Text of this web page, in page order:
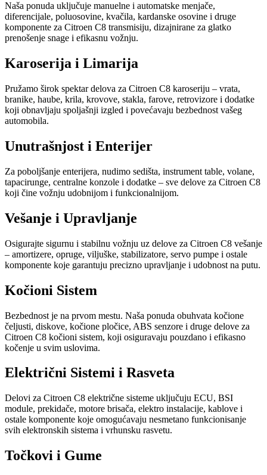
Naša ponuda uključuje manuelne i automatske menjače,
diferencijale, poluosovine, kvačila, kardanske osovine i druge
komponente za Citroen C8 transmisiju, dizajnirane za glatko
prenošenje snage i efikasnu vožnju.
Karoserija i Limarija
Pružamo širok spektar delova za Citroen C8 karoseriju – vrata,
branike, haube, krila, krovove, stakla, farove, retrovizore i dodatke
koji obnavljaju spoljašnji izgled i povećavaju bezbednost vašeg
automobila.
Unutrašnjost i Enterijer
Za poboljšanje enterijera, nudimo sedišta, instrument table, volane,
tapacirunge, centralne konzole i dodatke – sve delove za Citroen C8
koji čine vožnju udobnijom i funkcionalnijom.
Vešanje i Upravljanje
Osigurajte sigurnu i stabilnu vožnju uz delove za Citroen C8 vešanje
– amortizere, opruge, viljuške, stabilizatore, servo pumpe i ostale
komponente koje garantuju precizno upravljanje i udobnost na putu.
Kočioni Sistem
Bezbednost je na prvom mestu. Naša ponuda obuhvata kočione
čeljusti, diskove, kočione pločice, ABS senzore i druge delove za
Citroen C8 kočioni sistem, koji osiguravaju pouzdano i efikasno
kočenje u svim uslovima.
Električni Sistemi i Rasveta
Delovi za Citroen C8 električne sisteme uključuju ECU, BSI
module, prekidače, motore brisača, elektro instalacije, kablove i
ostale komponente koje omogućavaju nesmetano funkcionisanje
svih elektronskih sistema i vrhunsku rasvetu.
Točkovi i Gume